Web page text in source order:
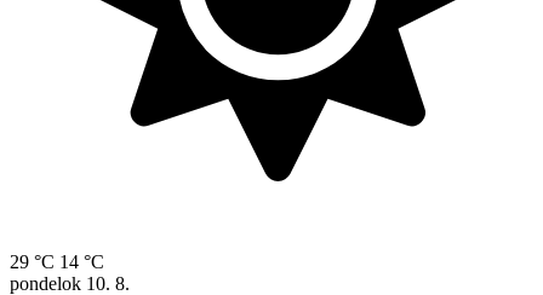
29 °C 14 °C
pondelok 10. 8.